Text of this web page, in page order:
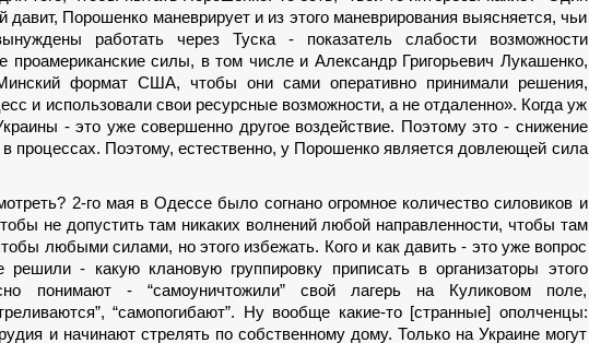
давит, Порошенко маневрирует и из этого маневрирования выясняется, чьи
работать через Туска - показатель слабости возможности
силы, в том числе и Александр Григорьевич Лукашенко,
формат США, чтобы они сами оперативно принимали решения,
и использовали свои ресурсные возможности, а не отдаленно». Когда уж
- это уже совершенно другое воздействие. Поэтому это - снижение
в процессах. Поэтому, естественно, у Порошенко является довлеющей сила
2-го мая в Одессе было согнано огромное количество силовиков и
не допустить там никаких волнений любой направленности, чтобы там
любыми силами, но этого избежать. Кого и как давить - это уже вопрос
- какую клановую группировку приписать в организаторы этого
понимают - “самоуничтожили” свой лагерь на Куликовом поле,
“самопогибают”. Ну вообще какие-то [странные] ополченцы:
и начинают стрелять по собственному дому. Только на Украине могут